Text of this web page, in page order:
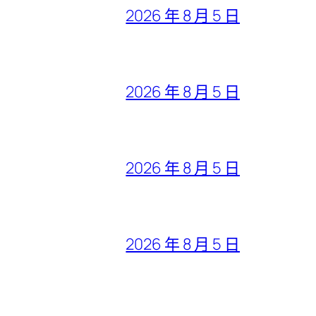
2026 年 8 月 5 日
2026 年 8 月 5 日
2026 年 8 月 5 日
2026 年 8 月 5 日